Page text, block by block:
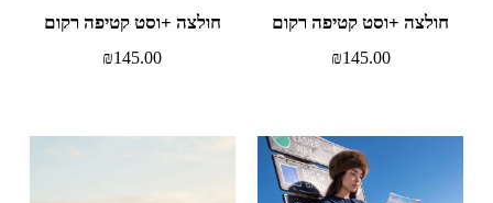
חולצה +וסט קטיפה רקום
₪145.00
חולצה +וסט קטיפה רקום
₪145.00